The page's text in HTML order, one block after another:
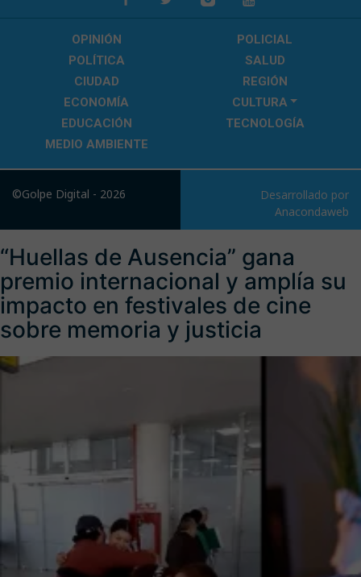
OPINIÓN
POLICIAL
POLÍTICA
SALUD
CIUDAD
REGIÓN
ECONOMÍA
CULTURA
EDUCACIÓN
TECNOLOGÍA
MEDIO AMBIENTE
©Golpe Digital - 2026
Desarrollado por
Anacondaweb
“Huellas de Ausencia” gana
premio internacional y amplía su
impacto en festivales de cine
sobre memoria y justicia